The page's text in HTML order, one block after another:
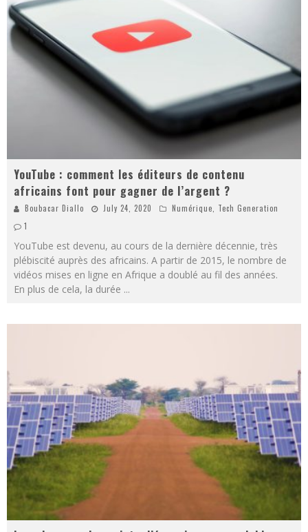
YouTube : comment les éditeurs de contenu
africains font pour gagner de l’argent ?
Boubacar Diallo July 24, 2020 Numérique
Tech Generation
1
YouTube est devenu, au cours de la dernière décennie, très
plébiscité auprès des africains. A partir de 2015, le nombre de
vidéos mises en ligne en Afrique a doublé au fil des années.
En plus de cela, la durée ...